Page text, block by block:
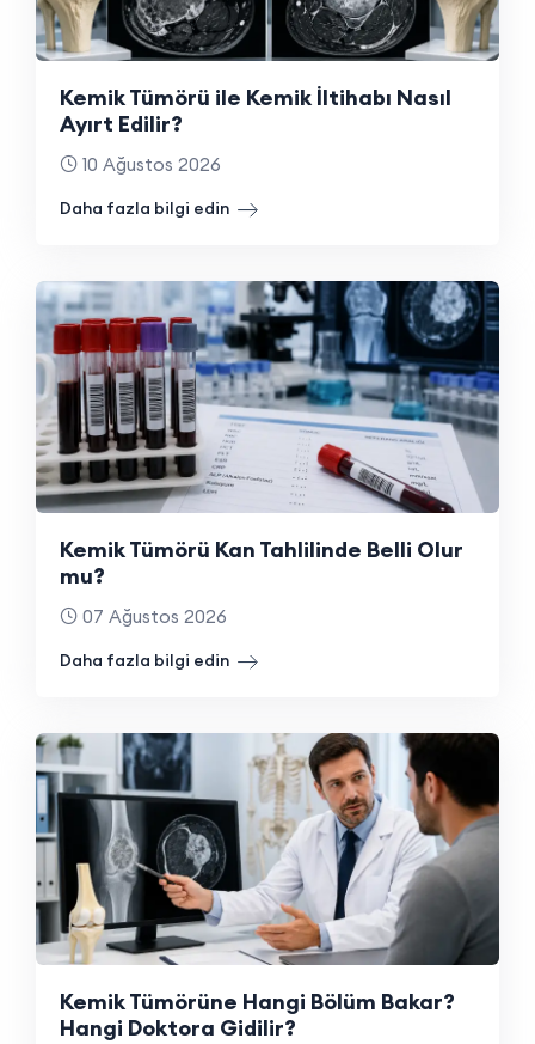
Kemik Tümörü ile Kemik İltihabı Nasıl
Ayırt Edilir?
10 Ağustos 2026
Daha fazla bilgi edin
Kemik Tümörü Kan Tahlilinde Belli Olur
mu?
07 Ağustos 2026
Daha fazla bilgi edin
Kemik Tümörüne Hangi Bölüm Bakar?
Hangi Doktora Gidilir?